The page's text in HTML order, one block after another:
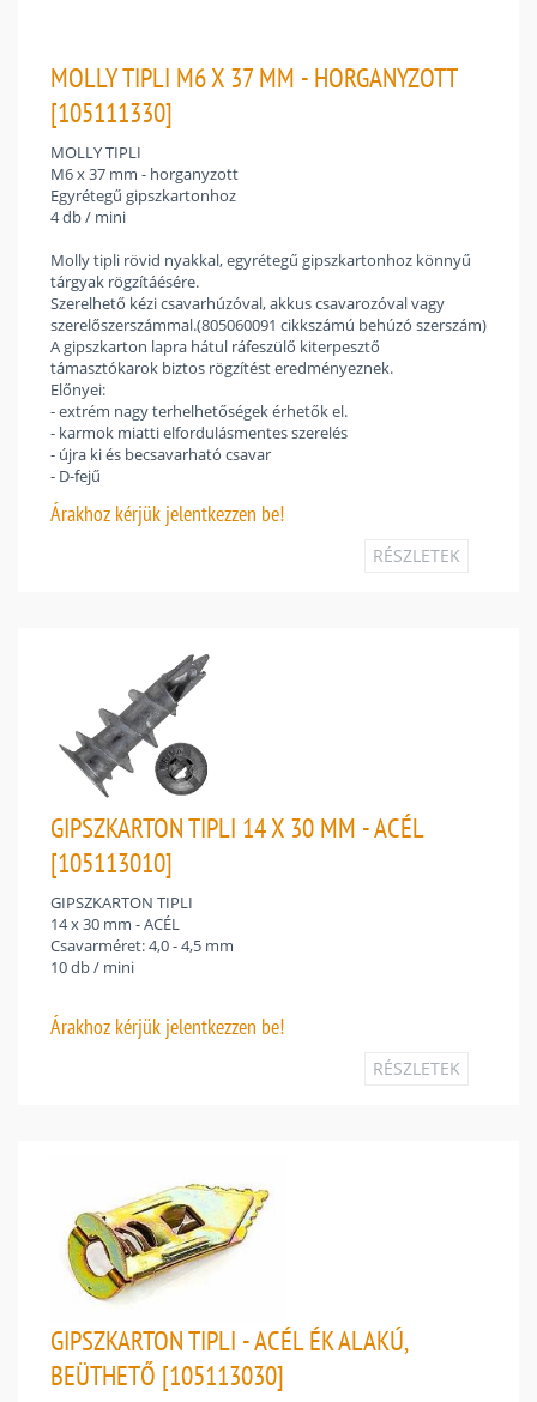
MOLLY TIPLI M6 X 37 MM - HORGANYZOTT
[105111330]
MOLLY TIPLI
M6 x 37 mm - horganyzott
Egyrétegű gipszkartonhoz
4 db / mini
Molly tipli rövid nyakkal, egyrétegű gipszkartonhoz könnyű
tárgyak rögzítáésére.
Szerelhető kézi csavarhúzóval, akkus csavarozóval vagy
szerelőszerszámmal.(805060091 cikkszámú behúzó szerszám)
A gipszkarton lapra hátul ráfeszülő kiterpesztő
támasztókarok biztos rögzítést eredményeznek.
Előnyei:
- extrém nagy terhelhetőségek érhetők el.
- karmok miatti elfordulásmentes szerelés
- újra ki és becsavarható csavar
- D-fejű
Árakhoz kérjük jelentkezzen be!
RÉSZLETEK
GIPSZKARTON TIPLI 14 X 30 MM - ACÉL
[105113010]
GIPSZKARTON TIPLI
14 x 30 mm - ACÉL
Csavarméret: 4,0 - 4,5 mm
10 db / mini
Árakhoz kérjük jelentkezzen be!
RÉSZLETEK
GIPSZKARTON TIPLI - ACÉL ÉK ALAKÚ,
BEÜTHETŐ [105113030]